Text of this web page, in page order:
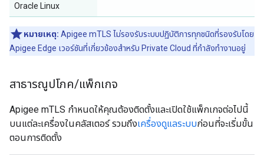
Oracle Linux
หมายเหตุ: Apigee mTLS ไม่รองรับระบบปฏิบัติการทุกชนิดที่รองรับโดย
Apigee Edge เวอร์ชันที่เกี่ยวข้องสำหรับ Private Cloud ที่กำลังทำงานอยู่
สาธารณูปโภค/แพ็กเกจ
Apigee mTLS กำหนดให้คุณต้องติดตั้งและเปิดใช้แพ็กเกจต่อไปนี้
บนแต่ละเครื่องในคลัสเตอร์ รวมถึงเครื่องดูแลระบบก่อนที่จะเริ่มขั้น
ตอนการติดตั้ง